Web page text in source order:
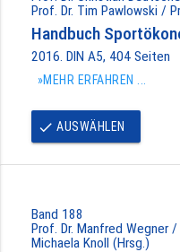
Prof. Dr. Tim Pawlowski /
Handbuch
2016. DIN A5, 404 Seiten
»MEHR ERFAHREN ...
done AUSWÄHLEN
Band 188
Prof. Dr. Manfred Wegner
Michaela Knoll (Hrsg.)